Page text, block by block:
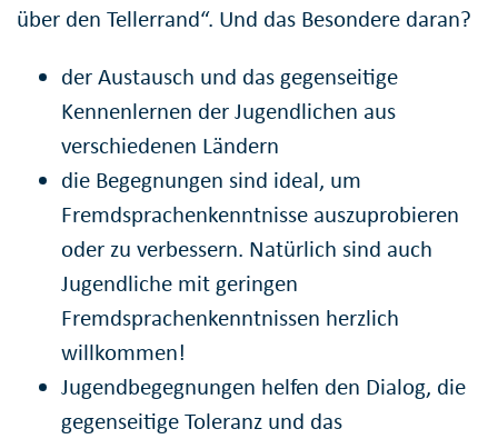
über den Tellerrand“. Und das Besondere daran?
der Austausch und das gegenseitige
Kennenlernen der Jugendlichen aus
verschiedenen Ländern
die Begegnungen sind ideal, um
Fremdsprachenkenntnisse auszuprobieren
oder zu verbessern. Natürlich sind auch
Jugendliche mit geringen
Fremdsprachenkenntnissen herzlich
willkommen!
Jugendbegegnungen helfen den Dialog, die
gegenseitige Toleranz und das